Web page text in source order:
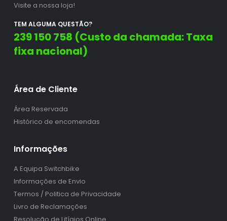
Visite a nossa loja!
TEM ALGUMA QUESTÃO?
239 150 758 (Custo da chamada: Taxa
fixa nacional)
Área de Cliente
Área Reservada
Histórico de encomendas
Informações
A Equipa Switchbike
Informações de Envio
Termos / Politica de Privacidade
Livro de Reclamações